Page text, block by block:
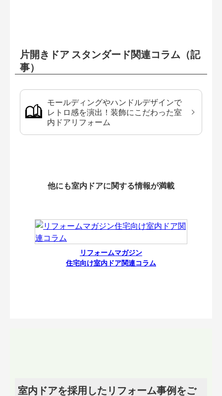
片開きドア スタンダード関連コラム（記
事）
モールディングやハンドルデザインで
レトロ感を演出！装飾にこだわった室
内ドアリフォーム
他にも室内ドアに関する情報が満載
リフォームマガジン
住宅向け室内ドア関連コラム
室内ドアを採用したリフォーム事例をご